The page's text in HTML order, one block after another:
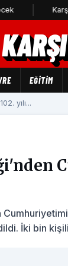
Karşıyaka
EĞİTİM
yılı...
İki bin